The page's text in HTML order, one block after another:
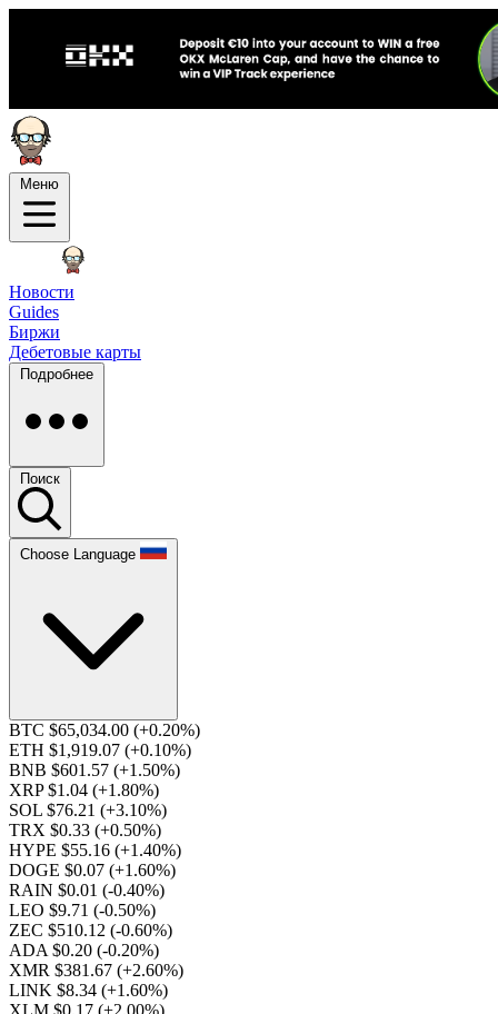
Меню
Новости
Guides
Биржи
Дебетовые карты
Подробнее
Поиск
Choose Language
BTC $65,034.00 (+0.20%)
ETH $1,919.07 (+0.10%)
BNB $601.57 (+1.50%)
XRP $1.04 (+1.80%)
SOL $76.21 (+3.10%)
TRX $0.33 (+0.50%)
HYPE $55.16 (+1.40%)
DOGE $0.07 (+1.60%)
RAIN $0.01 (-0.40%)
LEO $9.71 (-0.50%)
ZEC $510.12 (-0.60%)
ADA $0.20 (-0.20%)
XMR $381.67 (+2.60%)
LINK $8.34 (+1.60%)
XLM $0.17 (+2.00%)